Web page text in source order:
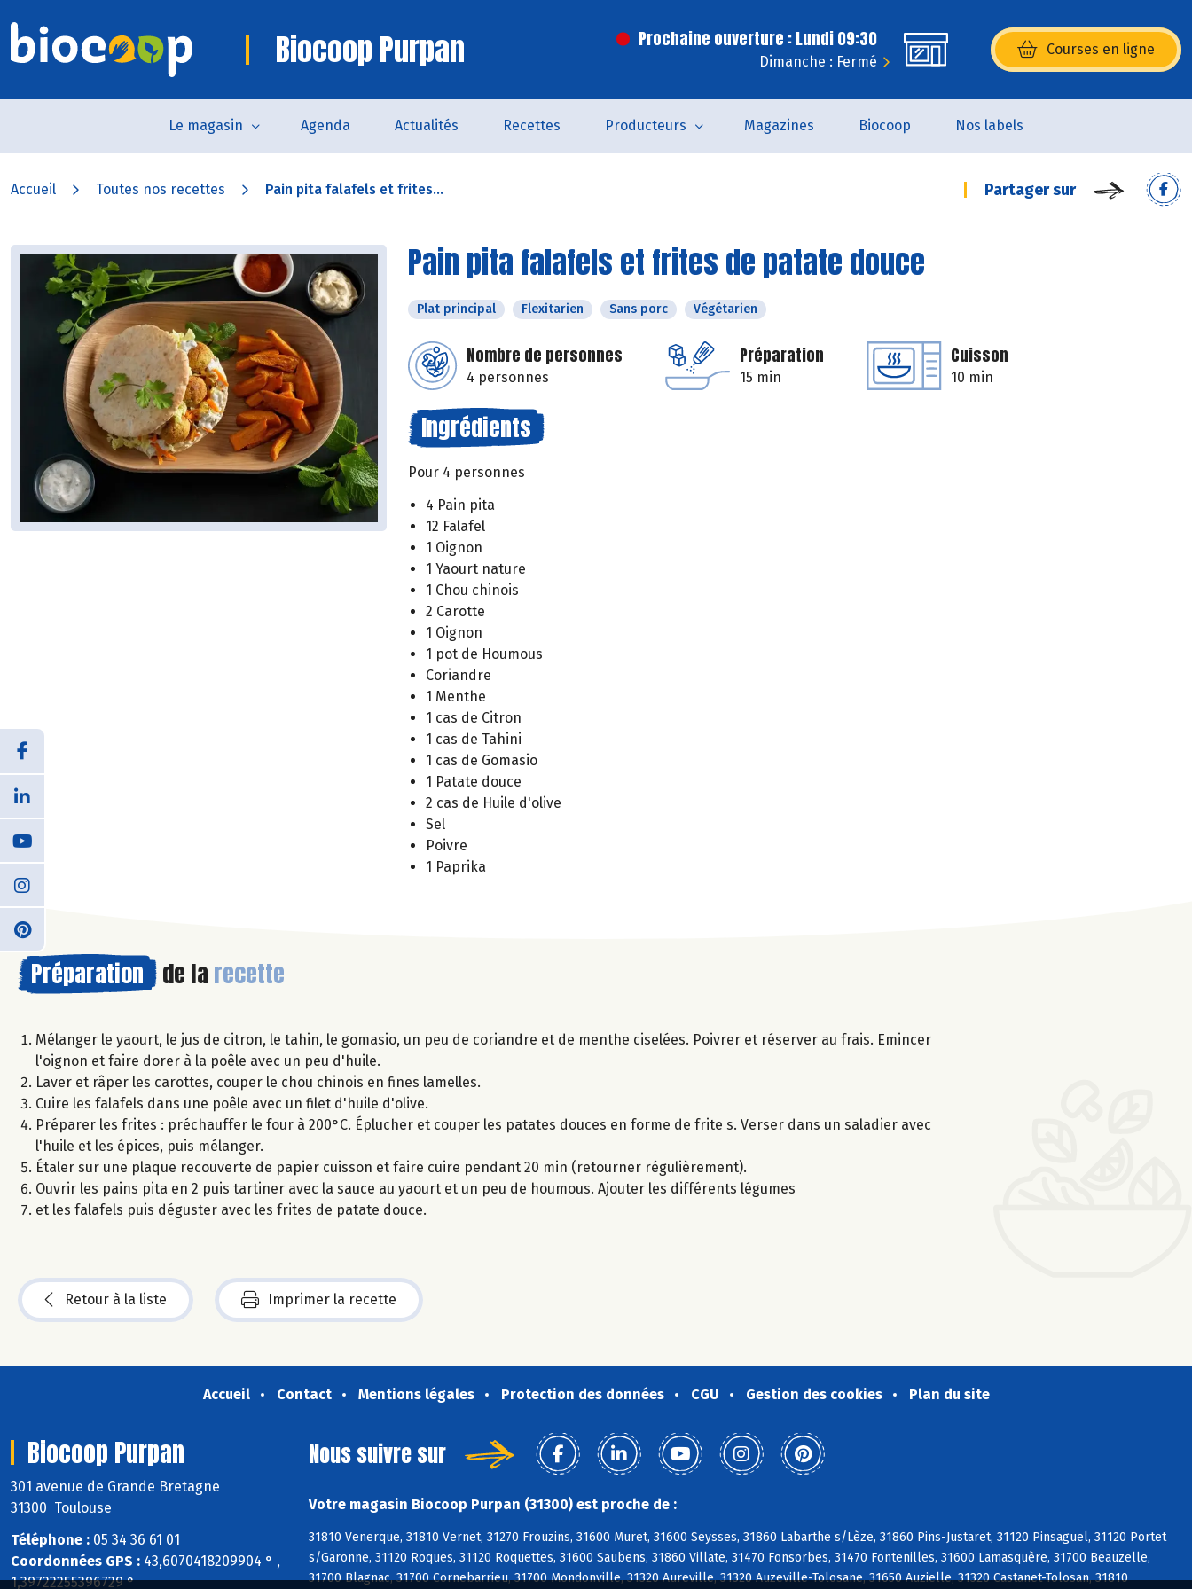
Biocoop Purpan Prochaine ouverture : Lundi 09:30
Dimanche : Fermé
Courses en ligne
(s’ouvre dans une nouvelle
Le magasin Agenda Actualités Recettes Producteurs Magazines Biocoop Nos labels
Accueil Toutes nos recettes Pain pita falafels et frites... Partager sur
Pain pita falafels et frites de patate douce
Plat principal Flexitarien Sans porc Végétarien
Nombre de personnes
4 personnes
Préparation
15 min
Cuisson
10 min
Ingrédients
Pour 4 personnes
4 Pain pita
12 Falafel
1 Oignon
1 Yaourt nature
1 Chou chinois
2 Carotte
1 Oignon
1 pot de Houmous
Coriandre
1 Menthe
1 cas de Citron
1 cas de Tahini
1 cas de Gomasio
1 Patate douce
2 cas de Huile d'olive
Sel
Poivre
1 Paprika
Préparation de la recette
Mélanger le yaourt, le jus de citron, le tahin, le gomasio, un peu de coriandre et de menthe ciselées. Poivrer et réserver au frais. Emincer
l'oignon et faire dorer à la poêle avec un peu d'huile.
Laver et râper les carottes, couper le chou chinois en fines lamelles.
Cuire les falafels dans une poêle avec un filet d'huile d'olive.
Préparer les frites : préchauffer le four à 200°C. Éplucher et couper les patates douces en forme de frite s. Verser dans un saladier avec
l'huile et les épices, puis mélanger.
Étaler sur une plaque recouverte de papier cuisson et faire cuire pendant 20 min (retourner régulièrement).
Ouvrir les pains pita en 2 puis tartiner avec la sauce au yaourt et un peu de houmous. Ajouter les différents légumes
et les falafels puis déguster avec les frites de patate douce.
Retour à la liste Imprimer la recette
Accueil Contact Mentions légales Protection des données CGU Gestion des cookies Plan du site
Biocoop Purpan
301 avenue de Grande Bretagne
31300 Toulouse
Téléphone : 05 34 36 61 01
Coordonnées GPS : 43,6070418209904 ° ,
1,39722255396729 °
Nous suivre sur
Votre magasin Biocoop Purpan (31300) est proche de :
31810 Venerque, 31810 Vernet, 31270 Frouzins, 31600 Muret, 31600 Seysses, 31860 Labarthe s/Lèze, 31860 Pins-Justaret, 31120 Pinsaguel, 31120 Portet
s/Garonne, 31120 Roques, 31120 Roquettes, 31600 Saubens, 31860 Villate, 31470 Fonsorbes, 31470 Fontenilles, 31600 Lamasquère, 31700 Beauzelle,
31700 Blagnac, 31700 Cornebarrieu, 31700 Mondonville, 31320 Aureville, 31320 Auzeville-Tolosane, 31650 Auzielle, 31320 Castanet-Tolosan, 31810